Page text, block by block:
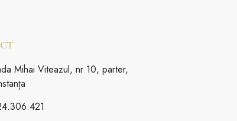
Mihai Viteazul, nr 10, parter,